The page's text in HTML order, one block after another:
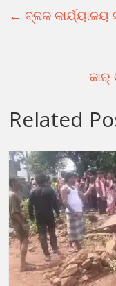
← ବ୍ଳକ
କାର୍
Related